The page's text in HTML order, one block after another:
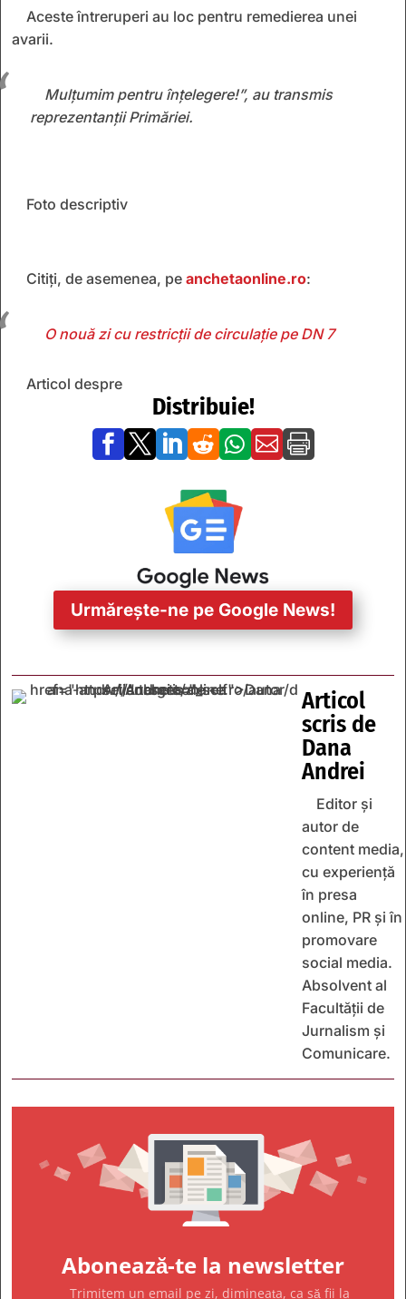
Aceste întreruperi au loc pentru remedierea unei
avarii.
Mulțumim pentru înțelegere!”, au transmis
reprezentanții Primăriei.
Foto descriptiv
Citiți, de asemenea, pe anchetaonline.ro:
O nouă zi cu restricții de circulație pe DN 7
Articol despre
Distribuie!
      
Urmărește-ne pe Google News!
Articol
scris de
Dana
Andrei
Editor și
autor de
content media,
cu experiență
în presa
online, PR și în
promovare
social media.
Absolvent al
Facultății de
Jurnalism și
Comunicare.
Abonează-te la newsletter
Trimitem un email pe zi, dimineața, ca să fii la